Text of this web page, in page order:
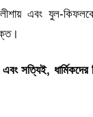
এবং যুল-
সত্যিই, ধার্মিকদের